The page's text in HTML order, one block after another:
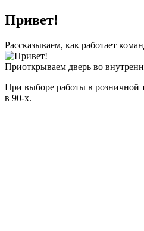
Привет!
Рассказываем, как работает
Приоткрываем дверь во
При выборе работы в розничной
в 90-х.